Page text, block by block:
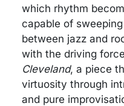
which rhythm
capable of
between jazz and
with the driving
Cleveland, a piece
virtuosity through
and pure